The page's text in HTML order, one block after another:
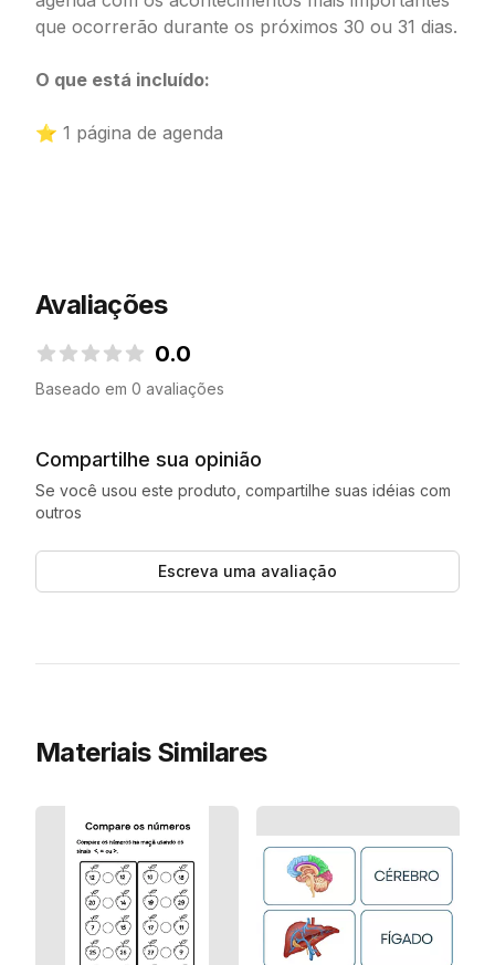
que ocorrerão durante os próximos 30 ou 31 dias.
O que está incluído:
⭐ 1 página de agenda
Avaliações
0.0
Baseado em 0 avaliações
Compartilhe sua opinião
Se você usou este produto, compartilhe suas idéias com
outros
Escreva uma avaliação
Materiais Similares